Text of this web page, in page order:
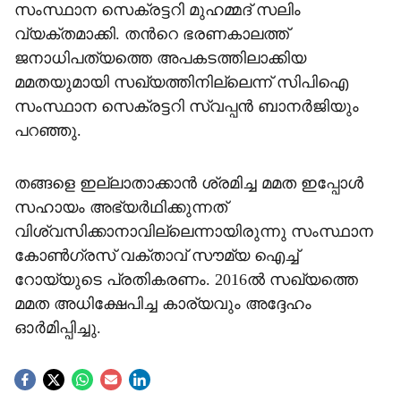
സംസ്ഥാന സെക്രട്ടറി മുഹമ്മദ് സലിം
വ്യക്തമാക്കി. തന്‍റെ ഭരണകാലത്ത്
ജനാധിപത്യത്തെ അപകടത്തിലാക്കിയ
മമതയുമായി സഖ്യത്തിനില്ലെന്ന് സിപിഐ
സംസ്ഥാന സെക്രട്ടറി സ്വപ്പൻ ബാനർജിയും
പറഞ്ഞു.
തങ്ങളെ ഇല്ലാതാക്കാൻ ശ്രമിച്ച മമത ഇപ്പോൾ
സഹായം അഭ്യർഥിക്കുന്നത്
വിശ്വസിക്കാനാവില്ലെന്നായിരുന്നു സംസ്ഥാന
കോൺഗ്രസ് വക്താവ് സൗമ്യ ഐച്ച്
റോയ്‌യുടെ പ്രതികരണം. 2016ൽ സഖ്യത്തെ
മമത അധിക്ഷേപിച്ച കാര്യവും അദ്ദേഹം
ഓർമിപ്പിച്ചു.